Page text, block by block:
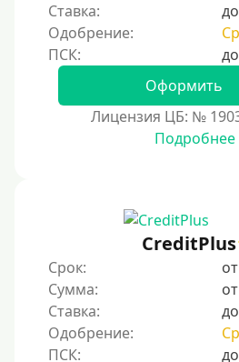
Ставка:
Одобрение:
Оформить
Лицензия ЦБ: №
Подробнее
CreditPlus
Срок:
Сумма:
Ставка:
Одобрение: